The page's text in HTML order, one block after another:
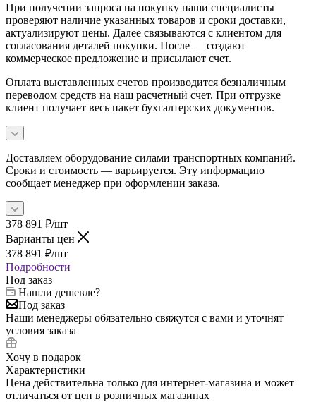
При получении запроса на покупку наши специалисты
проверяют наличие указанных товаров и сроки доставки,
актуализируют цены. Далее связываются с клиентом для
согласования деталей покупки. После — создают
коммерческое предложение и присылают счет.
Оплата выставленных счетов производится безналичным
переводом средств на наш расчетный счет. При отгрузке
клиент получает весь пакет бухгалтерских документов.
Доставляем оборудование силами транспортных компаний.
Сроки и стоимость — варьируется. Эту информацию
сообщает менеджер при оформлении заказа.
378 891 ₽/шт
Варианты цен
378 891 ₽/шт
Подробности
Под заказ
Нашли дешевле?
Под заказ
Наши менеджеры обязательно свяжутся с вами и уточнят
условия заказа
Хочу в подарок
Характеристики
Цена действительна только для интернет-магазина и может
отличаться от цен в розничных магазинах